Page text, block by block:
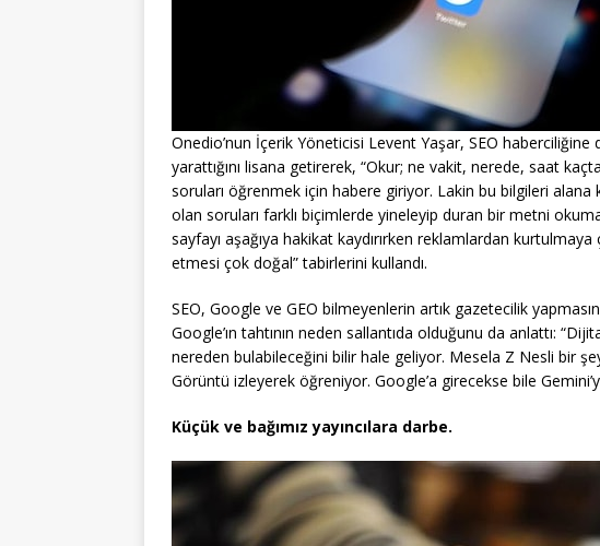
Onedio’nun İçerik Yöneticisi Levent Yaşar, SEO
yarattığını lisana getirerek, “Okur; ne vakit, nerede, saat
soruları öğrenmek için habere giriyor. Lakin bu bilgileri alana
olan soruları farklı biçimlerde yineleyip duran bir metni
sayfayı aşağıya hakikat kaydırırken reklamlardan
etmesi çok doğal” tabirlerini kullandı.
SEO, Google ve GEO bilmeyenlerin artık gazetecilik
Google’ın tahtının neden sallantıda olduğunu da anlattı:
nereden bulabileceğini bilir hale geliyor. Mesela Z Nesli bir şey
Görüntü izleyerek öğreniyor. Google’a girecekse bile
Küçük ve bağımız yayıncılara darbe.